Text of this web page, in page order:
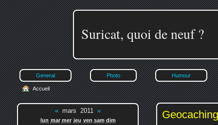
Suricat, quoi de neuf ?
General Photo Humour
Accueil
« mars 2011 »
lun mar mer jeu ven sam dim